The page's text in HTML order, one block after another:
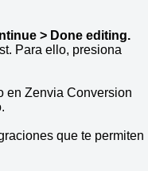
> Done editing.
Para ello, presiona
en Zenvia Conversion
que te permiten